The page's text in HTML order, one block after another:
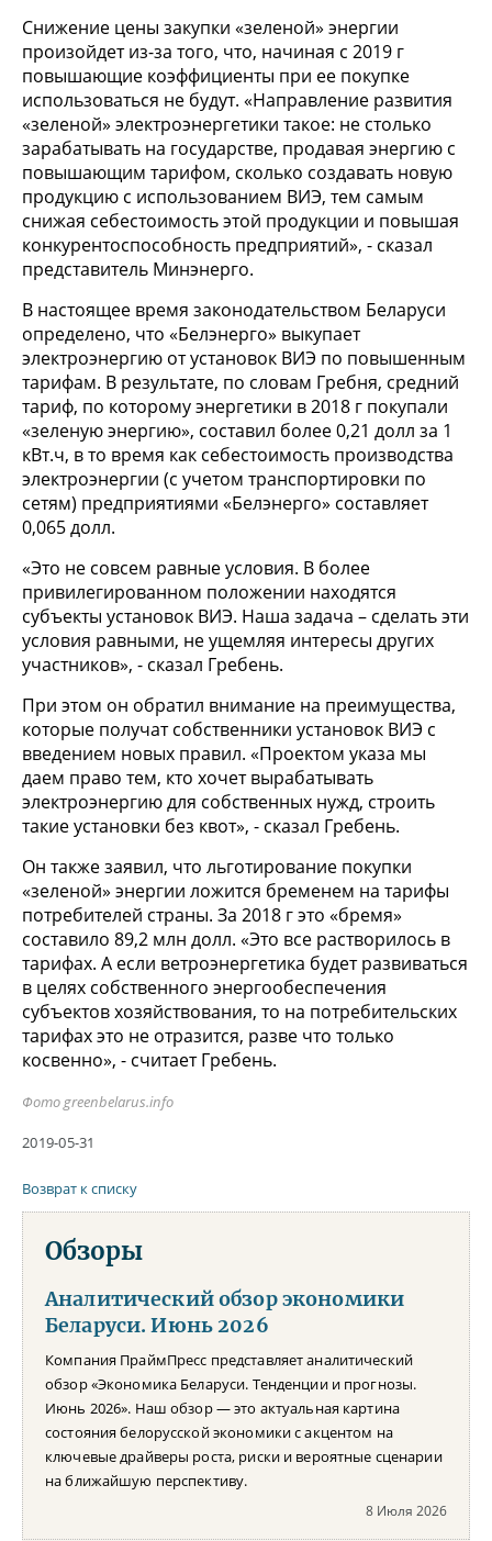
Снижение цены закупки «зеленой» энергии
произойдет из-за того, что, начиная с 2019 г
повышающие коэффициенты при ее покупке
использоваться не будут. «Направление развития
«зеленой» электроэнергетики такое: не столько
зарабатывать на государстве, продавая энергию с
повышающим тарифом, сколько создавать новую
продукцию с использованием ВИЭ, тем самым
снижая себестоимость этой продукции и повышая
конкурентоспособность предприятий», - сказал
представитель Минэнерго.
В настоящее время законодательством Беларуси
определено, что «Белэнерго» выкупает
электроэнергию от установок ВИЭ по повышенным
тарифам. В результате, по словам Гребня, средний
тариф, по которому энергетики в 2018 г покупали
«зеленую энергию», составил более 0,21 долл за 1
кВт.ч, в то время как себестоимость производства
электроэнергии (с учетом транспортировки по
сетям) предприятиями «Белэнерго» составляет
0,065 долл.
«Это не совсем равные условия. В более
привилегированном положении находятся
субъекты установок ВИЭ. Наша задача – сделать эти
условия равными, не ущемляя интересы других
участников», - сказал Гребень.
При этом он обратил внимание на преимущества,
которые получат собственники установок ВИЭ с
введением новых правил. «Проектом указа мы
даем право тем, кто хочет вырабатывать
электроэнергию для собственных нужд, строить
такие установки без квот», - сказал Гребень.
Он также заявил, что льготирование покупки
«зеленой» энергии ложится бременем на тарифы
потребителей страны. За 2018 г это «бремя»
составило 89,2 млн долл. «Это все растворилось в
тарифах. А если ветроэнергетика будет развиваться
в целях собственного энергообеспечения
субъектов хозяйствования, то на потребительских
тарифах это не отразится, разве что только
косвенно», - считает Гребень.
Фотоgreenbelarus.info
2019-05-31
Возврат к списку
Обзоры
Аналитический обзор экономики
Беларуси. Июнь 2026
Компания ПраймПресс представляет аналитический
обзор «Экономика Беларуси. Тенденции и прогнозы.
Июнь 2026». Наш обзор — это актуальная картина
состояния белорусской экономики с акцентом на
ключевые драйверы роста, риски и вероятные сценарии
на ближайшую перспективу.
8 Июля 2026